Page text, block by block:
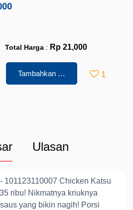
Total Harga : Rp 21,000
Tambahkan ke Keranjang 1
Ulasan
101123110007 Chicken Katsu
ribu! Nikmatnya kriuknya
yang bikin nagih! Porsi